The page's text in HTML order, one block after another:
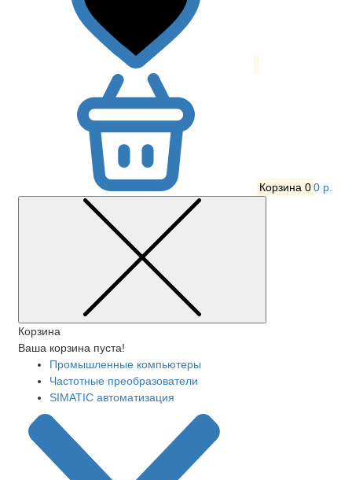
Корзина 00 р.
Корзина
Ваша корзина пуста!
Промышленные компьютеры
Частотные преобразователи
SIMATIC автоматизация